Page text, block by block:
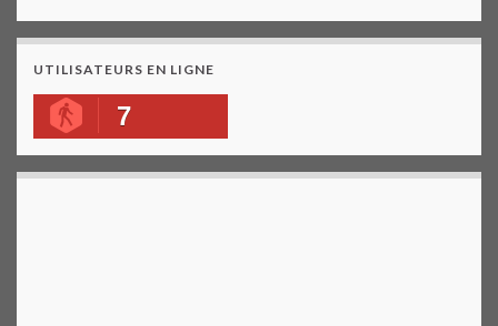
UTILISATEURS EN LIGNE
7